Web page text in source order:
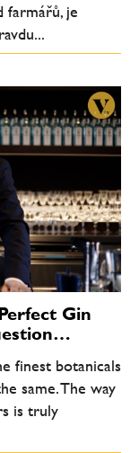
farmářů, je
Gin
finest botanicals
same. The way
is truly